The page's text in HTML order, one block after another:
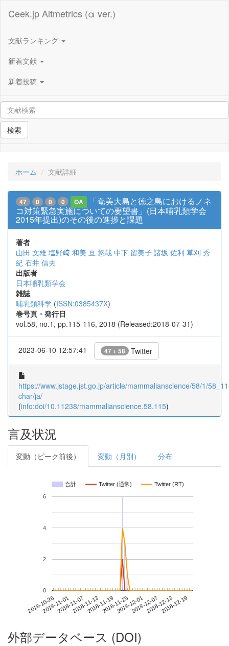
Ceek.jp Altmetrics (α ver.)
文献ランキング
新着文献
新着投稿
検索
ホーム 文献詳細
47 0 0 0 OA
「奄美大島と徳之島におけるノネ
コ対策緊急実施についての要望書」(日本哺乳類学会
2015年提出)のその後の進捗と課題
著者
山田 文雄 塩野﨑 和美 亘 悠哉 中下 留美子 諸坂 佐利 草刈 秀
紀 石井 信夫
出版者
日本哺乳類学会
雑誌
哺乳類科学 (ISSN:0385437X)
巻号頁・発行日
vol.58, no.1, pp.115-116, 2018 (Released:2018-07-31)
2023-06-10 12:57:41 47 + 58 Twitter
https://www.jstage.jst.go.jp/article/mammalianscience/58/1/
char/ja/
(info:doi/10.11238/mammalianscience.58.115)
言及状況
変動（ピーク前後） 変動（月別） 分布
合計 Twitter (通常) Twitter (RT)
2018-10-262018-11-012018-11-072018-11-132018-11-192018-11-252018-12-012018-12-072018-12-132018-12-19
0
2
4
6
外部データベース (DOI)